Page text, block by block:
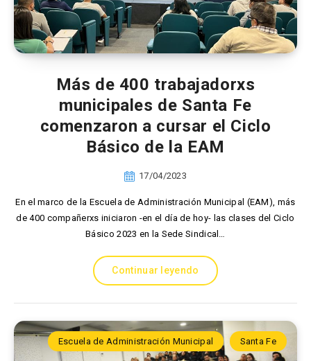
Más de 400 trabajadorxs
municipales de Santa Fe
comenzaron a cursar el Ciclo
Básico de la EAM
17/04/2023
En el marco de la Escuela de Administración Municipal (EAM), más
de 400 compañerxs iniciaron -en el día de hoy- las clases del Ciclo
Básico 2023 en la Sede Sindical…
Continuar leyendo
Escuela de Administración Municipal Santa Fe